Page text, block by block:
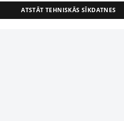
ATSTĀT TEHNISKĀS SĪKDATNES